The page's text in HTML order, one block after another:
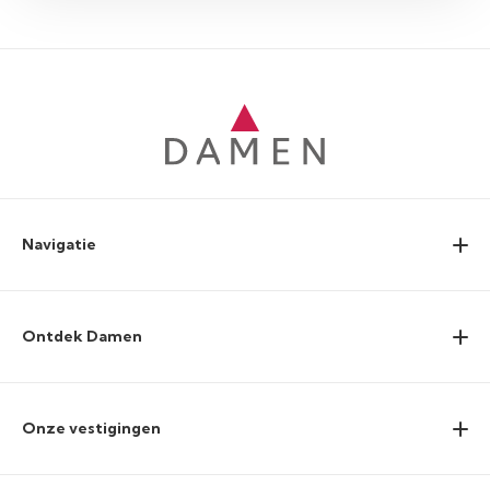
Navigatie
Ontdek Damen
Onze vestigingen